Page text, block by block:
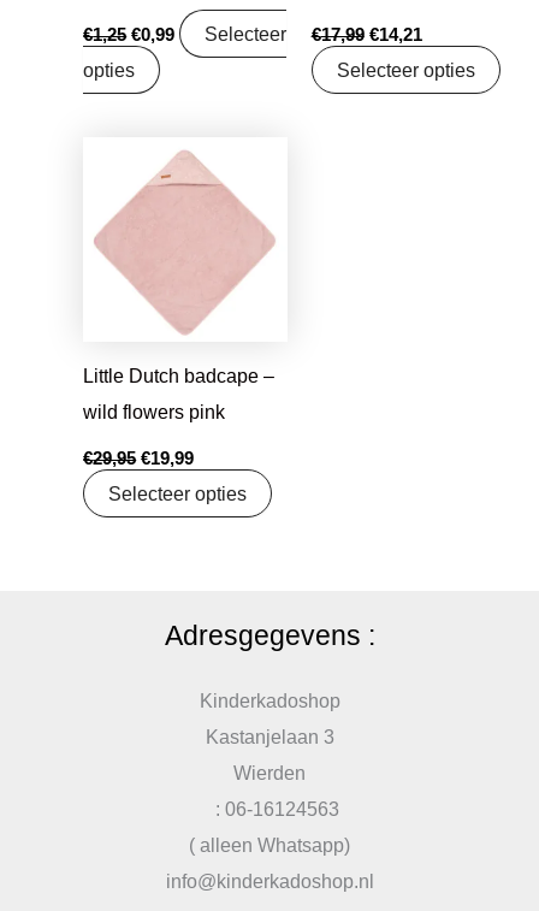
€1,25 €0,99
Selecteer
opties
€17,99 €14,21
Selecteer opties
Little Dutch badcape –
wild flowers pink
€29,95
Oorspronkelijke
prijs
was:
€19,99
prijs
is:
€19,99.
Selecteer opties
Adresgegevens :
Kinderkadoshop
Kastanjelaan 3
Wierden
: 06-16124563
( alleen Whatsapp)
info@kinderkadoshop.nl